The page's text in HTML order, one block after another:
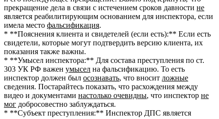
прекращение дела в связи с истечением сроков давности не
является реабилитирующим основанием для инспектора, если
имела место фальсификация.
* **Пояснения клиента и свидетелей (если есть):** Если есть
свидетели, которые могут подтвердить версию клиента, их
показания также важны.
* **Умысел инспектора:** Для состава преступления по ст.
303 УК РФ важен умысел на фальсификацию. То есть
инспектор должен был осознавать, что вносит ложные
сведения. Постарайтесь показать, что расхождения между
видео и документами настолько очевидны, что инспектор не
мог добросовестно заблуждаться.
* **Субъект преступления:** Инспектор ДПС является